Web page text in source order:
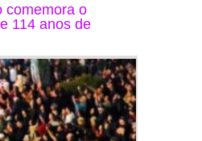
comemora o
114 anos de